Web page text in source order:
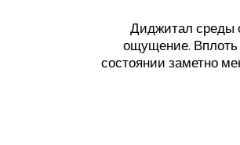
Диджитал среды
ощущение. Вплоть
состоянии заметно